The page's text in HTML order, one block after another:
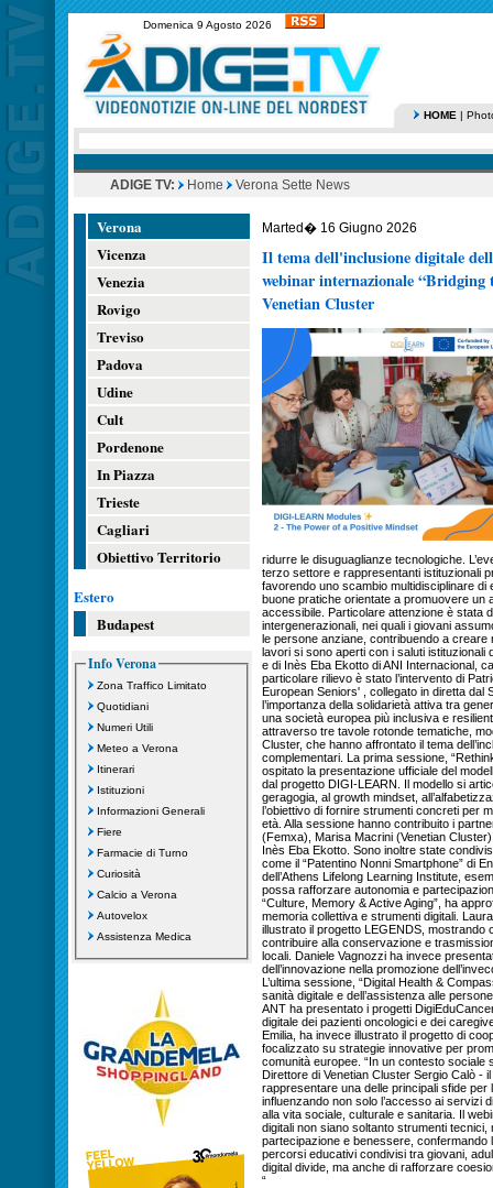
Domenica 9 Agosto 2026
HOME |
ADIGE TV: Home Verona Sette News
Verona
Vicenza
Venezia
Rovigo
Treviso
Padova
Udine
Cult
Pordenone
In Piazza
Trieste
Cagliari
Obiettivo Territorio
Estero
Budapest
Info Verona
Zona Traffico Limitato
Quotidiani
Numeri Utili
Meteo a Verona
Itinerari
Istituzioni
Informazioni Generali
Fiere
Farmacie di Turno
Curiosità
Calcio a Verona
Autovelox
Assistenza Medica
Marted� 16 Giugno 2026
Il tema dell'inclusione digitale
webinar internazionale
Venetian Cluster
ridurre le disuguaglianze tecnologiche.
terzo settore e rappresentanti istituzionali
favorendo uno scambio multidisciplinare
buone pratiche orientate a promuovere un
accessibile. Particolare attenzione è stata
intergenerazionali, nei quali i giovani
le persone anziane, contribuendo a
lavori si sono aperti con i saluti istituzionali
e di Inès Eba Ekotto di ANI Internacional,
particolare rilievo è stato l’intervento di
European Seniors' , collegato in diretta dal
l’importanza della solidarietà attiva tra
una società europea più inclusiva e
attraverso tre tavole rotonde tematiche,
Cluster, che hanno affrontato il tema
complementari. La prima sessione,
ospitato la presentazione ufficiale del
dal progetto DIGI-LEARN. Il modello si
geragogia, al growth mindset,
l’obiettivo di fornire strumenti concreti per
età. Alla sessione hanno contribuito i
(Femxa), Marisa Macrini (Venetian
Inès Eba Ekotto. Sono inoltre state
come il “Patentino Nonni Smartphone” di
dell’Athens Lifelong Learning Institute,
possa rafforzare autonomia e
“Culture, Memory & Active Aging”, ha
memoria collettiva e strumenti digitali.
illustrato il progetto LEGENDS, mostrando
contribuire alla conservazione e
locali. Daniele Vagnozzi ha invece
dell’innovazione nella promozione
L’ultima sessione, “Digital Health &
sanità digitale e dell’assistenza alle
ANT ha presentato i progetti
digitale dei pazienti oncologici e dei
Emilia, ha invece illustrato il progetto di
focalizzato su strategie innovative per
comunità europee. “In un contesto sociale
Direttore di Venetian Cluster Sergio Calò -
rappresentare una delle principali sfide per
influenzando non solo l’accesso ai servizi
alla vita sociale, culturale e sanitaria. Il
digitali non siano soltanto strumenti
partecipazione e benessere,
percorsi educativi condivisi tra giovani,
digital divide, ma anche di rafforzare
“